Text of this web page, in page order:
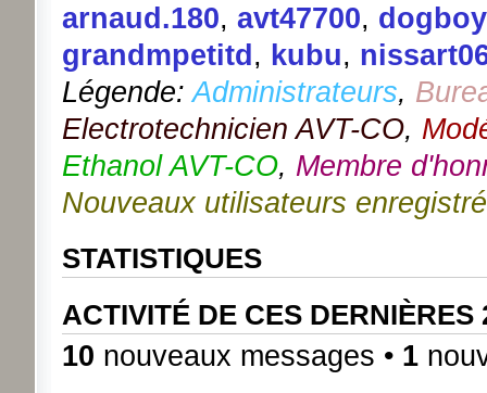
arnaud.180, avt47700, dogboy
grandmpetitd , kubu,
Légende:Administrateurs,
Electrotechnicien AVT-CO,
Ethanol AVT-CO, Membre
Nouveaux utilisateurs
STATISTIQUES
ACTIVITÉ DE CES DERNIÈRES
10 nouveaux messages • 1